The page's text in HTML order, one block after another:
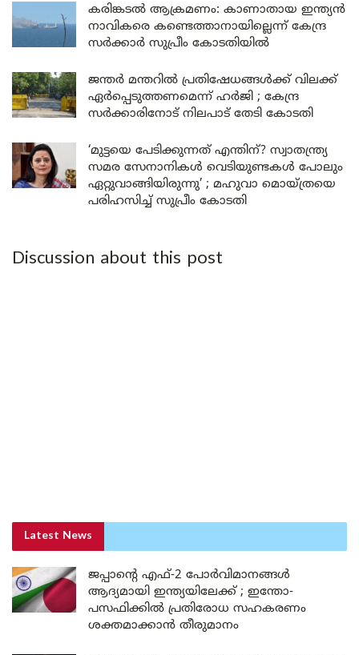
കരിങ്കടൽ ആക്രമണം: കാണാതായ ഇന്ത്യൻ
നാവികരെ കണ്ടെത്താനായില്ലെന്ന് കേന്ദ്ര
സർക്കാർ സുപ്രീം കോടതിയിൽ
ജന്തർ മന്തറിൽ പ്രതിഷേധങ്ങൾക്ക് വിലക്ക്
ഏർപ്പെടുത്തണമെന്ന് ഹർജി ; കേന്ദ്ര
സർക്കാരിനോട് നിലപാട് തേടി കോടതി
‘മുട്ടയെ പേടിക്കുന്നത് എന്തിന്? സ്വാതന്ത്ര്യ
സമര സേനാനികൾ വെടിയുണ്ടകൾ പോലും
ഏറ്റുവാങ്ങിയിരുന്നു’ ; മഹുവാ മൊയ്ത്രയെ
പരിഹസിച്ച് സുപ്രീം കോടതി
Discussion about this post
Latest News
ജപ്പാന്റെ എഫ്-2 പോർവിമാനങ്ങൾ
ആദ്യമായി ഇന്ത്യയിലേക്ക് ; ഇന്തോ-
പസഫിക്കിൽ പ്രതിരോധ സഹകരണം
ശക്തമാക്കാൻ തീരുമാനം